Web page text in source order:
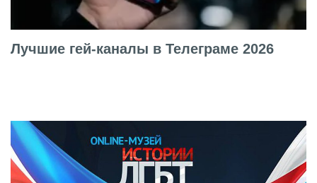
Лучшие гей-каналы в Телеграме 2026